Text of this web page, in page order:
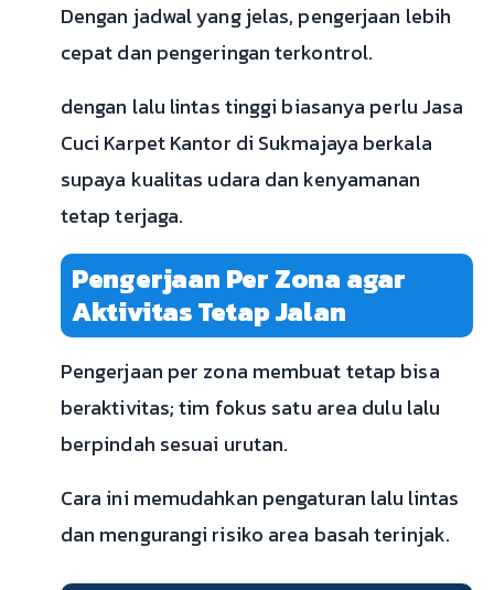
Dengan jadwal yang jelas, pengerjaan lebih
cepat dan pengeringan terkontrol.
dengan lalu lintas tinggi biasanya perlu Jasa
Cuci Karpet Kantor di Sukmajaya berkala
supaya kualitas udara dan kenyamanan
tetap terjaga.
Pengerjaan Per Zona agar
Aktivitas Tetap Jalan
Pengerjaan per zona membuat tetap bisa
beraktivitas; tim fokus satu area dulu lalu
berpindah sesuai urutan.
Cara ini memudahkan pengaturan lalu lintas
dan mengurangi risiko area basah terinjak.